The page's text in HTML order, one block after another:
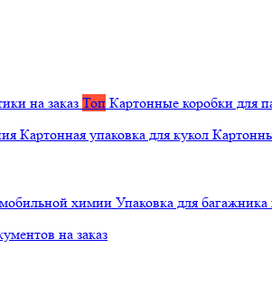
на заказ Топ Картонные коробки для
Картонная упаковка для кукол
химии Упаковка для багажника
на заказ